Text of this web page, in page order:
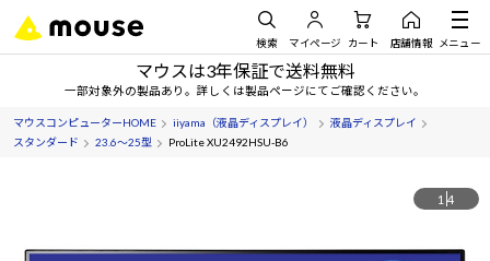
検索 マイページ カート 店舗情報 メニュー
マウスは3年保証で送料無料
一部対象外の製品あり。詳しくは製品ページにてご確認ください。
マウスコンピューターHOME iiyama（液晶ディスプレイ）
液晶ディスプレイ
スタンダード
23.6～25型 ProLite XU2492HSU-B6
1 4